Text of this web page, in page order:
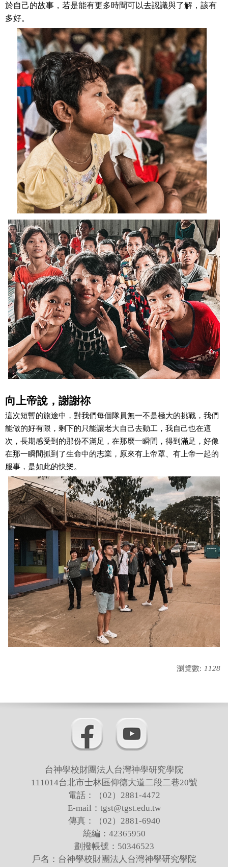
於自己的故事，若是能有更多時間可以去認識與了解，該有
多好。
向上帝說，謝謝祢
這次短暫的旅途中，對我們每個隊員無一不是極大的挑戰，我們
能做的好有限，剩下的只能讓老大自己去動工，我自己也在這
次，長期感受到的那份不滿足，在那麼一瞬間，得到滿足，好像
在那一瞬間抓到了生命中的志業，原來有上帝罩、有上帝一起的
服事，是如此的快樂。
瀏覽數: 1128
台神學校財團法人台灣神學研究學院
111014台北市士林區仰德大道二段二巷20號
電話：（02）2881-4472
E-mail：tgst@tgst.edu.tw
傳真：（02）2881-6940
統編：42365950
劃撥帳號：50346523
戶名：台神學校財團法人台灣神學研究學院